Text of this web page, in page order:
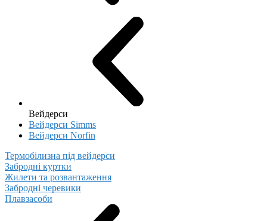
Вейдерси
Вейдерси Simms
Вейдерси Norfin
Термобілизна під вейдерси
Забродні куртки
Жилети та розвантаження
Забродні черевики
Плавзасоби